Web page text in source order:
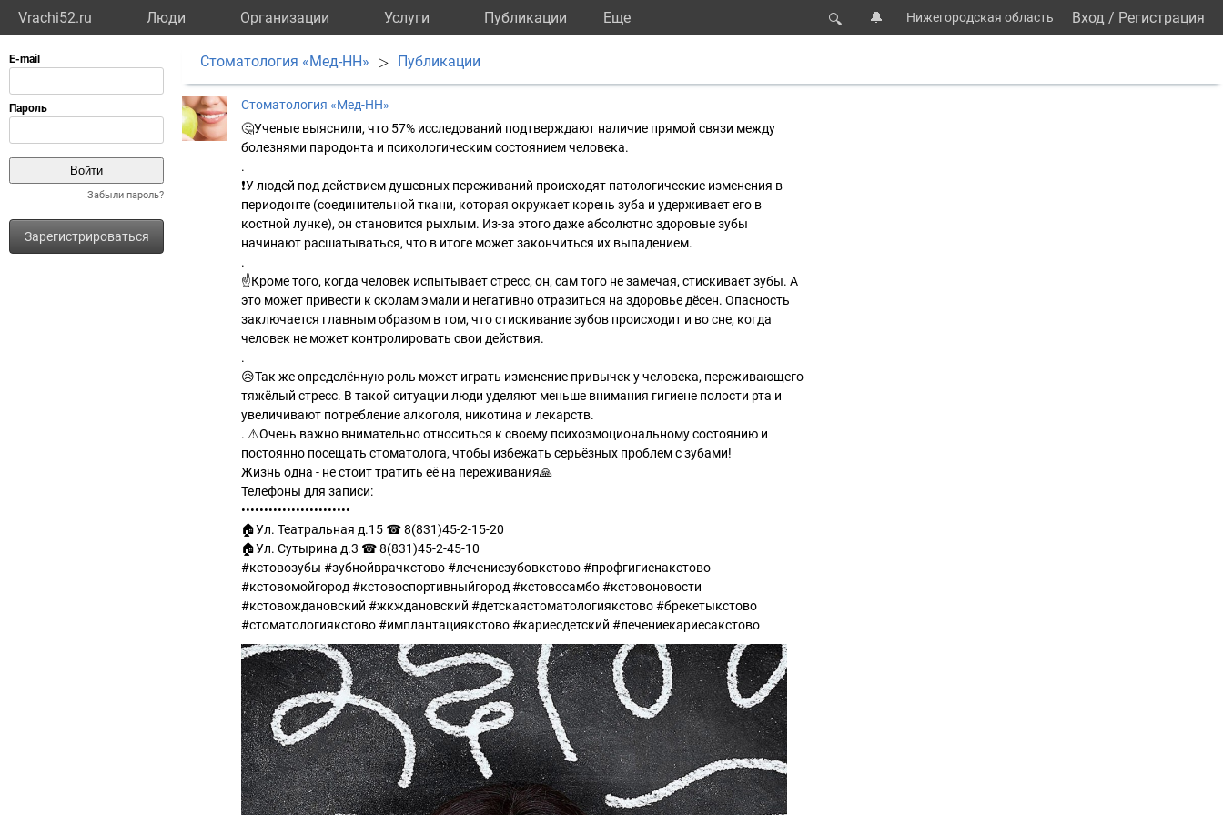
Vrachi52.ru Люди Организации Услуги Публикации Eще 🔍 🔔 Нижегородская область Вход / Регистрация
Забыли пароль?
Зарегистрироваться
Стоматология «Мед-НН» ▷ Публикации
Стоматология «Мед-НН»
🤔Ученые выяснили, что 57% исследований подтверждают наличие прямой связи между
болезнями пародонта и психологическим состоянием человека.
.
❗У людей под действием душевных переживаний происходят патологические изменения в
периодонте (соединительной ткани, которая окружает корень зуба и удерживает его в
костной лунке), он становится рыхлым. Из-за этого даже абсолютно здоровые зубы
начинают расшатываться, что в итоге может закончиться их выпадением.
.
☝Кроме того, когда человек испытывает стресс, он, сам того не замечая, стискивает зубы. А
это может привести к сколам эмали и негативно отразиться на здоровье дёсен. Опасность
заключается главным образом в том, что стискивание зубов происходит и во сне, когда
человек не может контролировать свои действия.
.
😥Так же определённую роль может играть изменение привычек у человека, переживающего
тяжёлый стресс. В такой ситуации люди уделяют меньше внимания гигиене полости рта и
увеличивают потребление алкоголя, никотина и лекарств.
. ⚠Очень важно внимательно относиться к своему психоэмоциональному состоянию и
постоянно посещать стоматолога, чтобы избежать серьёзных проблем с зубами!
Жизнь одна - не стоит тратить её на переживания🙏
Телефоны для записи:
••••••••••••••••••••••••
🏠Ул. Театральная д.15 ☎ 8(831)45-2-15-20 ⠀
🏠Ул. Сутырина д.3 ☎ 8(831)45-2-45-10 ⠀
#кстовозубы #зубнойврачкстово #лечениезубовкстово #профгигиенакстово
#кстовомойгород #кстовоспортивныйгород #кстовосамбо #кстовоновости
#кстовождановский #жкждановский #детскаястоматологиякстово #брекетыкстово
#стоматологиякстово #имплантациякстово #кариесдетский #лечениекариесакстово